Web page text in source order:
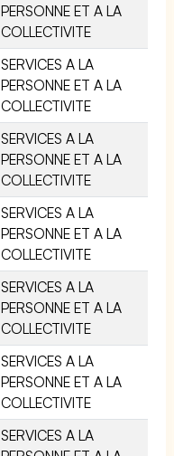
PERSONNE ET A LA
COLLECTIVITE
SERVICES A LA
PERSONNE ET A LA
COLLECTIVITE
SERVICES A LA
PERSONNE ET A LA
COLLECTIVITE
SERVICES A LA
PERSONNE ET A LA
COLLECTIVITE
SERVICES A LA
PERSONNE ET A LA
COLLECTIVITE
SERVICES A LA
PERSONNE ET A LA
COLLECTIVITE
SERVICES A LA